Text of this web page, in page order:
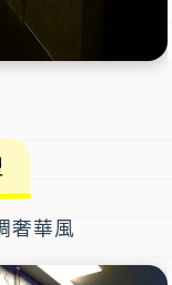
奢華風